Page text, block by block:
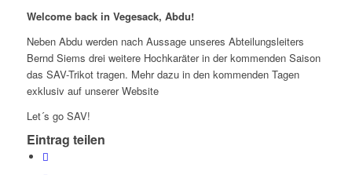
Welcome back in Vegesack, Abdu!
Neben Abdu werden nach Aussage unseres Abteilungsleiters
Bernd Siems drei weitere Hochkaräter in der kommenden Saison
das SAV-Trikot tragen. Mehr dazu in den kommenden Tagen
exklusiv auf unserer Website
Let´s go SAV!
Eintrag teilen